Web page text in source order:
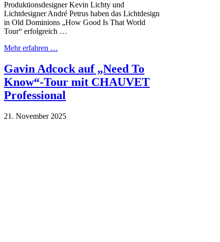
Produktionsdesigner Kevin Lichty und
Lichtdesigner André Petrus haben das Lichtdesign
in Old Dominions „How Good Is That World
Tour“ erfolgreich …
Mehr erfahren …
Gavin Adcock auf „Need To
Know“-Tour mit CHAUVET
Professional
21. November 2025